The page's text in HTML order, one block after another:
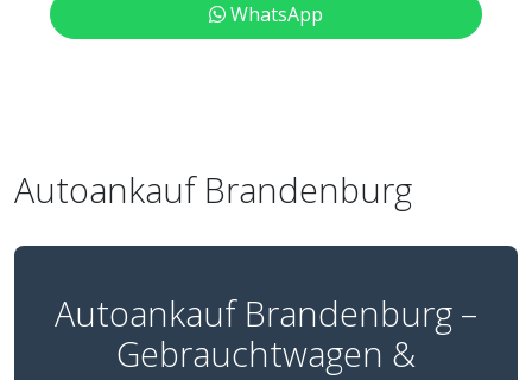
WhatsApp
Autoankauf Brandenburg
Autoankauf Brandenburg –
Gebrauchtwagen &